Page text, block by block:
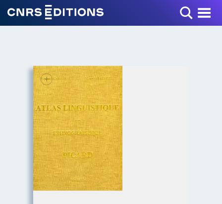
Toggle Menu
+